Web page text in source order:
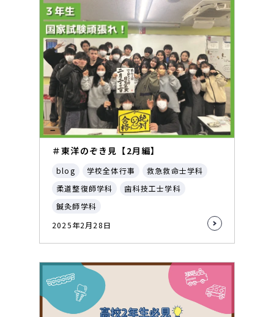
＃東洋のぞき見【2月編】
blog 学校全体行事
救急救命士学科
柔道整復師学科
歯科技工士学科
鍼灸師学科
2025年2月28日